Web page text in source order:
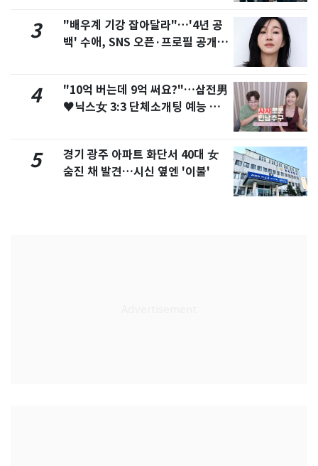
3
"배우계 기강 잡아달라"…'4년 공
백' 수애, SNS 오픈·프로필 공개
4
"10억 버는데 9억 써요?"…삼전男
♥닉스女 3:3 단체소개팅 예능 화
5
경기 광주 아파트 화단서 40대 女
숨진 채 발견…시신 옆엔 '이불'